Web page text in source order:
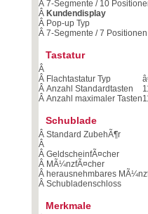
Â 7-Segmente / 10
Â Kundendisplay
Â Pop-up Typ
Â 7-Segmente / 7 Positionen
Tastatur
Â
Â Flachtastatur Typ
Â Anzahl Standardtasten
Â Anzahl maximaler Tasten
Schublade
Â Standard ZubehÃ¶r
Â
Â GeldscheinfÃ¤cher
Â MÃ¼nzfÃ¤cher
Â herausnehmbares
Â Schubladenschloss
Merkmale